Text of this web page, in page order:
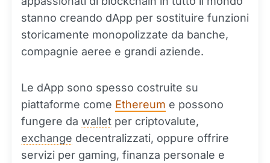
stanno creando dApp per sostituire funzioni
storicamente monopolizzate da banche,
compagnie aeree e grandi aziende.
Le dApp sono spesso costruite su
piattaforme come Ethereum e possono
fungere da wallet per criptovalute,
exchange decentralizzati, oppure offrire
servizi per gaming, finanza personale e